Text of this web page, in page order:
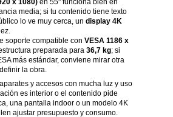
media; si tu contenido tiene texto
lo ve muy cerca, un display 4K
soporte compatible con VESA 1186 x
preparada para 36,7 kg; si
más estándar, conviene mirar otra
la obra.
y accesos con mucha luz y uso
es interior o el contenido pide
una pantalla indoor o un modelo 4K
ajustar presupuesto y consumo.